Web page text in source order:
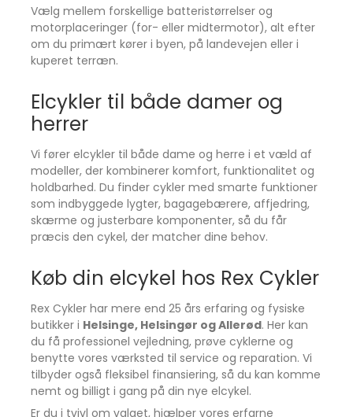
Vælg mellem forskellige batteristørrelser og
motorplaceringer (for- eller midtermotor), alt efter
om du primært kører i byen, på landevejen eller i
kuperet terræn.
Elcykler til både damer og
herrer
Vi fører elcykler til både dame og herre i et væld af
modeller, der kombinerer komfort, funktionalitet og
holdbarhed. Du finder cykler med smarte funktioner
som indbyggede lygter, bagagebærere, affjedring,
skærme og justerbare komponenter, så du får
præcis den cykel, der matcher dine behov.
Køb din elcykel hos Rex Cykler
Rex Cykler har mere end 25 års erfaring og fysiske
butikker i Helsinge, Helsingør og Allerød. Her kan
du få professionel vejledning, prøve cyklerne og
benytte vores værksted til service og reparation. Vi
tilbyder også fleksibel finansiering, så du kan komme
nemt og billigt i gang på din nye elcykel.
Er du i tvivl om valget, hjælper vores erfarne